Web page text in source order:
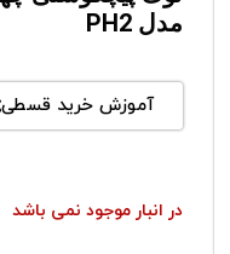
مدل PH2
آموزش خرید قسطی
در انبار موجود نمی باشد